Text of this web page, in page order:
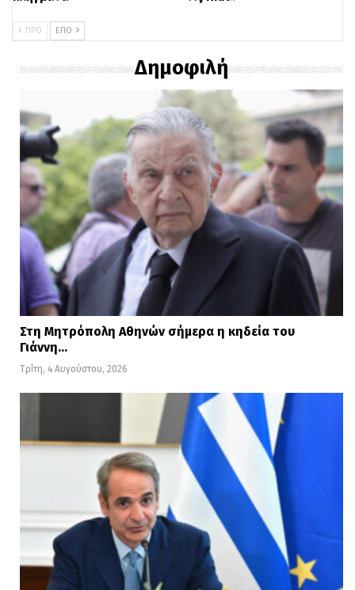
ΠΡΟ ΕΠΌ
Δημοφιλή
Στη Μητρόπολη Αθηνών σήμερα η κηδεία του
Γιάννη…
Τρίτη, 4 Αυγούστου, 2026